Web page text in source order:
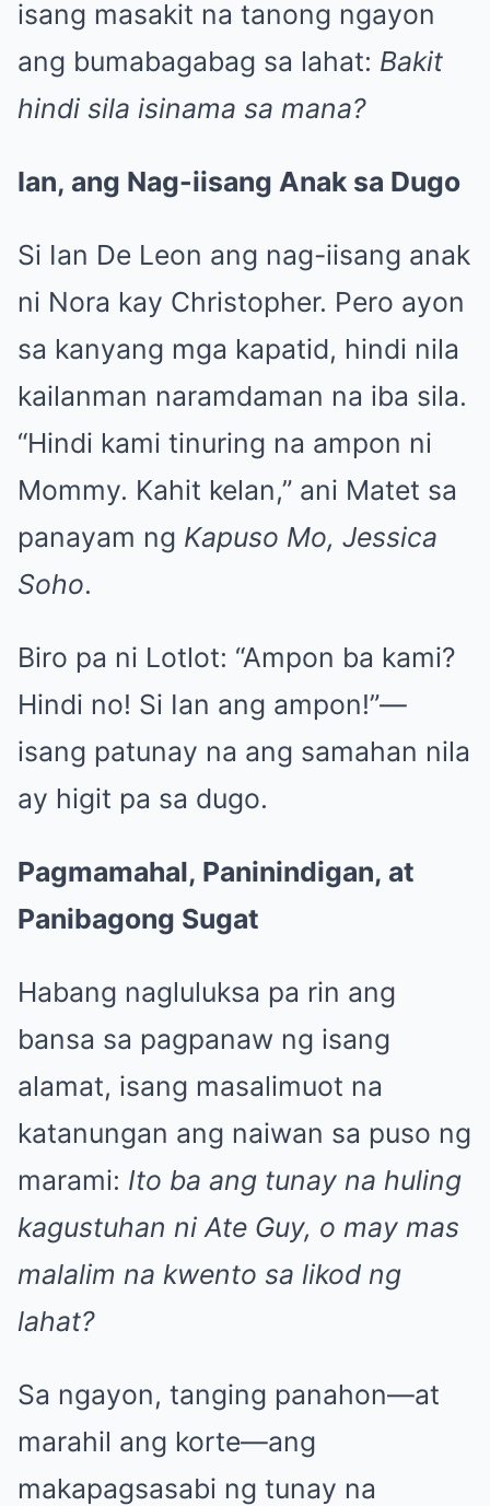
isang masakit na tanong ngayon
ang bumabagabag sa lahat: Bakit
hindi sila isinama sa mana?
Ian, ang Nag-iisang Anak sa Dugo
Si Ian De Leon ang nag-iisang anak
ni Nora kay Christopher. Pero ayon
sa kanyang mga kapatid, hindi nila
kailanman naramdaman na iba sila.
“Hindi kami tinuring na ampon ni
Mommy. Kahit kelan,” ani Matet sa
panayam ng Kapuso Mo, Jessica
Soho.
Biro pa ni Lotlot: “Ampon ba kami?
Hindi no! Si Ian ang ampon!”—
isang patunay na ang samahan nila
ay higit pa sa dugo.
Pagmamahal, Paninindigan, at
Panibagong Sugat
Habang nagluluksa pa rin ang
bansa sa pagpanaw ng isang
alamat, isang masalimuot na
katanungan ang naiwan sa puso ng
marami: Ito ba ang tunay na huling
kagustuhan ni Ate Guy, o may mas
malalim na kwento sa likod ng
lahat?
Sa ngayon, tanging panahon—at
marahil ang korte—ang
makapagsasabi ng tunay na